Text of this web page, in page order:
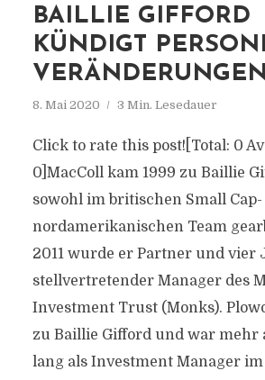
BAILLIE GIFFORD
KÜNDIGT
8. Mai 2020 3 Min. Lesedauer
Click to rate this post![Total: 0
0]MacColl kam 1999 zu Baillie
sowohl im britischen Small
nordamerikanischen Team
2011 wurde er Partner und vier
stellvertretender Manager des
Investment Trust (Monks).
zu Baillie Gifford und war mehr
lang als Investment Manager